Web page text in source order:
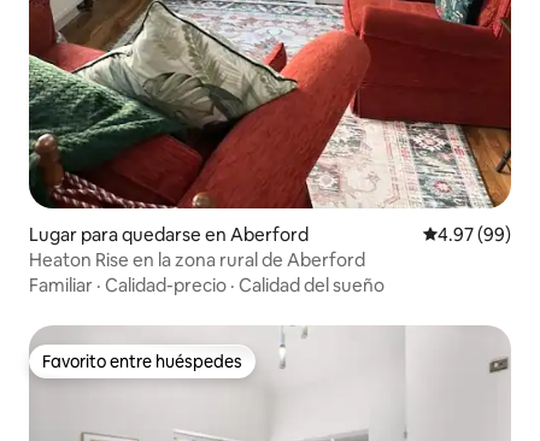
Lugar para quedarse en Aberford Calificación
4.97 (99)
Heaton Rise en la zona rural de Aberford
Familiar · Calidad-precio · Calidad del sueño
Favorito entre huéspedes
Favorito entre huéspedes